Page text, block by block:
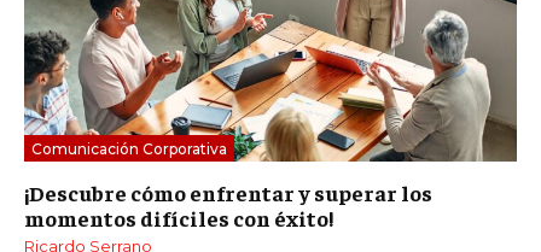
Comunicación Corporativa
¡Descubre cómo enfrentar y superar los
momentos difíciles con éxito!
Ricardo Serrano